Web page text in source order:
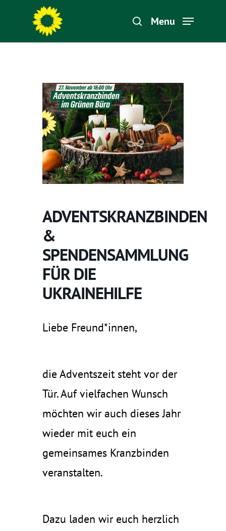
Menu
ADVENTSKRANZBINDEN
&
SPENDENSAMMLUNG
FÜR DIE
UKRAINEHILFE
Liebe Freund*innen,
die Adventszeit steht vor der
Tür. Auf vielfachen Wunsch
möchten wir auch dieses Jahr
wieder mit euch ein
gemeinsames Kranzbinden
veranstalten.
Dazu laden wir euch herzlich